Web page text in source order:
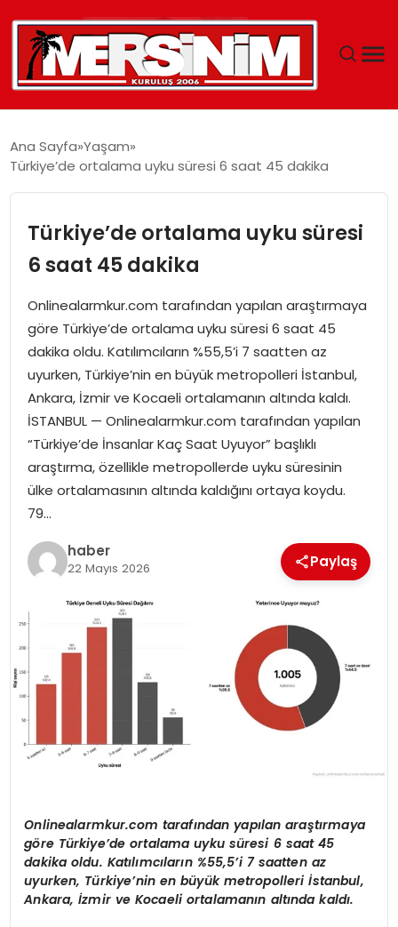
YAŞAM
GÜNCEL
SAĞLIK
EĞITIM
SPOR
EKONOMI
MAGAZIN
DÜNYA
OTOMOBIL
Ana Sayfa Yaşam
Türkiye’de ortalama uyku süresi 6 saat 45 dakika
Türkiye’de ortalama uyku süresi
6 saat 45 dakika
Onlinealarmkur.com tarafından yapılan araştırmaya
göre Türkiye’de ortalama uyku süresi 6 saat 45
dakika oldu. Katılımcıların %55,5’i 7 saatten az
uyurken, Türkiye’nin en büyük metropolleri İstanbul,
Ankara, İzmir ve Kocaeli ortalamanın altında kaldı.
İSTANBUL — Onlinealarmkur.com tarafından yapılan
“Türkiye’de İnsanlar Kaç Saat Uyuyor” başlıklı
araştırma, özellikle metropollerde uyku süresinin
ülke ortalamasının altında kaldığını ortaya koydu.
79…
haber
22 Mayıs 2026 Paylaş
Onlinealarmkur.com tarafından yapılan araştırmaya
göre Türkiye’de ortalama uyku süresi 6 saat 45
dakika oldu. Katılımcıların %55,5’i 7 saatten az
uyurken, Türkiye’nin en büyük metropolleri İstanbul,
Ankara, İzmir ve Kocaeli ortalamanın altında kaldı.